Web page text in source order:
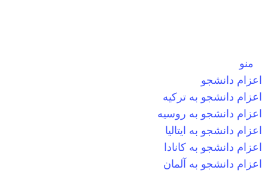
منو
اعزام دانشجو
اعزام دانشجو به ترکیه
اعزام دانشجو به روسیه
اعزام دانشجو به ایتالیا
اعزام دانشجو به کانادا
اعزام دانشجو به آلمان